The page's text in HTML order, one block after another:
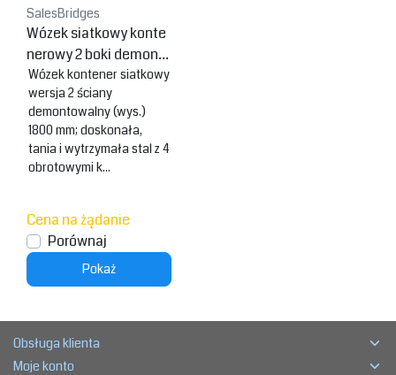
SalesBridges
Wózek siatkowy konte
nerowy 2 boki demonto
wany (wys.) 1800 mm
malowany proszkowo
RAL5010
Wózek kontener siatkowy
wersja 2 ściany
demontowalny (wys.)
1800 mm; doskonała,
tania i wytrzymała stal z 4
obrotowymi k...
Cena na żądanie
Porównaj
Pokaż
Obsługa klienta
Moje konto